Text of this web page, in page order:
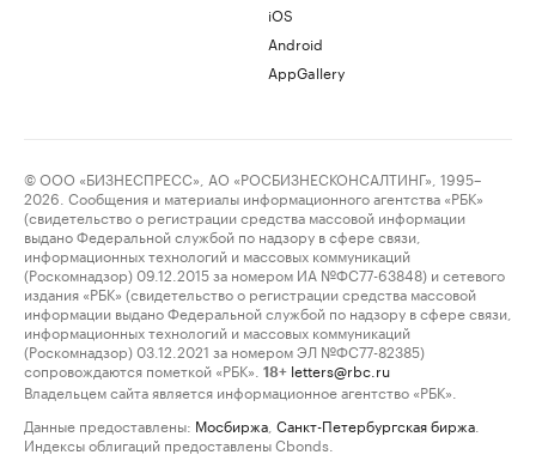
iOS
Android
AppGallery
© ООО «БИЗНЕСПРЕСС», АО «РОСБИЗНЕСКОНСАЛТИНГ», 1995–
2026. Сообщения и материалы информационного агентства «РБК»
(свидетельство о регистрации средства массовой информации
выдано Федеральной службой по надзору в сфере связи,
информационных технологий и массовых коммуникаций
(Роскомнадзор) 09.12.2015 за номером ИА №ФС77-63848) и сетевого
издания «РБК» (свидетельство о регистрации средства массовой
информации выдано Федеральной службой по надзору в сфере связи,
информационных технологий и массовых коммуникаций
(Роскомнадзор) 03.12.2021 за номером ЭЛ №ФС77-82385)
сопровождаются пометкой «РБК».
18+ letters@rbc.ru
Владельцем сайта является информационное агентство «РБК».
Данные предоставлены: Мосбиржа Санкт-Петербургская биржа
Индексы облигаций предоставлены Cbonds.